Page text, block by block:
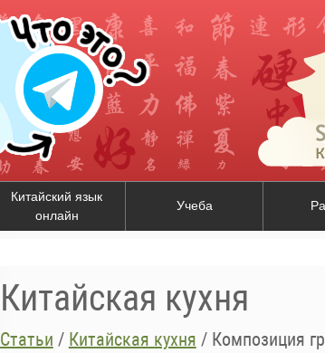
Китайский язык
онлайн
Учеба
Китайская кухня
Статьи / Китайская кухня / Композиция